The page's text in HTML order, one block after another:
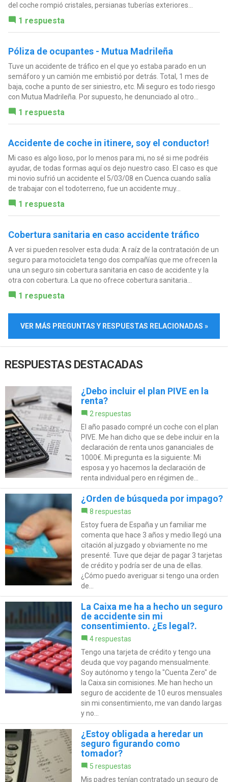
del coche rompió cristales, persianas tuberías exteriores...
1 respuesta
Póliza de ocupantes - Mutua Madrileña
Tuve un accidente de tráfico en el que yo estaba parado en un
semáforo y un camión me embistió por detrás. Total, 1 mes de
baja, coche a punto de ser siniestro, etc. Mi seguro es todo riesgo
con Mutua Madrileña. Por supuesto, he denunciado al otro...
1 respuesta
Accidente de coche in itinere, soy el conductor!
Mi caso es algo lioso, por lo menos para mi, no sé si me podréis
ayudar, de todas formas aquí os dejo nuestro caso. El caso es que
mi novio sufrió un accidente el 5/03/08 en Cuenca cuando salía
de trabajar con el todoterreno, fue un accidente muy...
1 respuesta
Cobertura sanitaria en caso accidente tráfico
A ver si pueden resolver esta duda: A raíz de la contratación de un
seguro para motocicleta tengo dos compañías que me ofrecen la
una un seguro sin cobertura sanitaria en caso de accidente y la
otra con cobertura. La que no ofrece cobertura sanitaria...
1 respuesta
VER MÁS PREGUNTAS Y RESPUESTAS RELACIONADAS »
RESPUESTAS DESTACADAS
¿Debo incluir el plan PIVE en la
renta?
2 respuestas
El año pasado compré un coche con el plan
PIVE. Me han dicho que se debe incluir en la
declaración de renta unos gananciales de
1000€. Mi pregunta es la siguiente: Mi
esposa y yo hacemos la declaración de
renta individual pero en régimen de...
¿Orden de búsqueda por impago?
8 respuestas
Estoy fuera de España y un familiar me
comenta que hace 3 años y medio llegó una
citación al juzgado y obviamente no me
presenté. Tuve que dejar de pagar 3 tarjetas
de crédito y podría ser de una de ellas.
¿Cómo puedo averiguar si tengo una orden
de...
La Caixa me ha a hecho un seguro
de accidente sin mi
consentimiento. ¿Es legal?.
4 respuestas
Tengo una tarjeta de crédito y tengo una
deuda que voy pagando mensualmente.
Soy autónomo y tengo la "Cuenta Zero" de
la Caixa sin comisiones. Me han hecho un
seguro de accidente de 10 euros mensuales
sin mi consentimiento, me van dando largas
y no...
¿Estoy obligada a heredar un
seguro figurando como
tomador?
5 respuestas
Mis padres tenían contratado un seguro de